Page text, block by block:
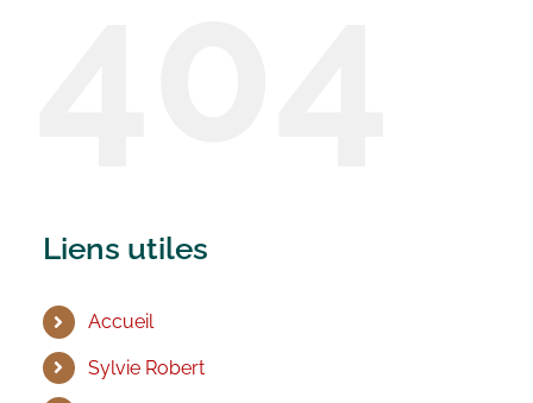
Liens utiles
Accueil
Sylvie Robert